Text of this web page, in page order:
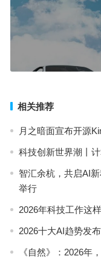
相关推荐
月之暗面宣布开源
科技创新世界潮丨
智汇余杭，共启AI
举行
2026年科技工作这
2026十大AI趋势发
《自然》：2026年